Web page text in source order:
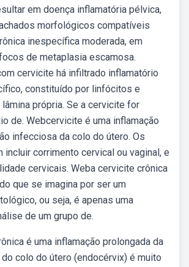
em doença inflamatória pélvica,
morfológicos compatíveis
inespecífica moderada, em
de metaplasia escamosa.
cervicite há infiltrado inflamatório
constituído por linfócitos e
própria. Se a cervicite for
de. Webcervicite é uma inflamação
infecciosa da colo do útero. Os
incluir corrimento cervical ou vaginal, e
cervicais. Weba cervicite crônica
que se imagina por ser um
ou seja, é apenas uma
de um grupo de.
é uma inflamação prolongada da
colo do útero (endocérvix) é muito